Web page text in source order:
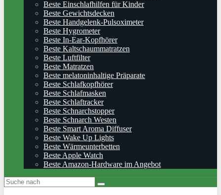
Beste Einschlafhilfen für Kinder
Beste Gewichtsdecken
Beste Handgelenk-Pulsoximeter
Beste Hygrometer
Beste In-Ear-Kopfhörer
Beste Kaltschaummatratzen
Beste Luftfilter
Beste Matratzen
Beste melatoninhaltige Präparate
Beste Schlafkopfhörer
Beste Schlafmasken
Beste Schlaftracker
Beste Schnarchstopper
Beste Schnarch Westen
Beste Smart Aroma Diffuser
Beste Wake Up Lights
Beste Wärmeunterbetten
Beste Apple Watch
Beste Amazon-Hardware im Angebot